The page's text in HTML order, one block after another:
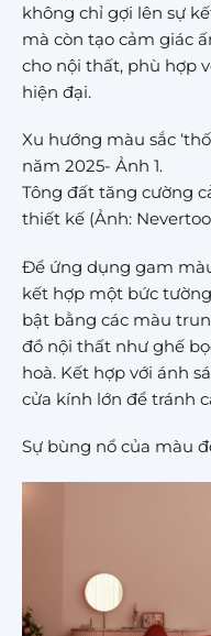
không chỉ gợi lên sự
mà còn tạo cảm giác
cho nội thất, phù hợp
hiện đại.
Xu hướng màu sắc
năm 2025- Ảnh 1.
Tông đất tăng cường
thiết kế (Ảnh:
Để ứng dụng gam
kết hợp một bức
bật bằng các màu
đồ nội thất như ghế
hoà. Kết hợp với ánh
cửa kính lớn để tránh
Sự bùng nổ của màu